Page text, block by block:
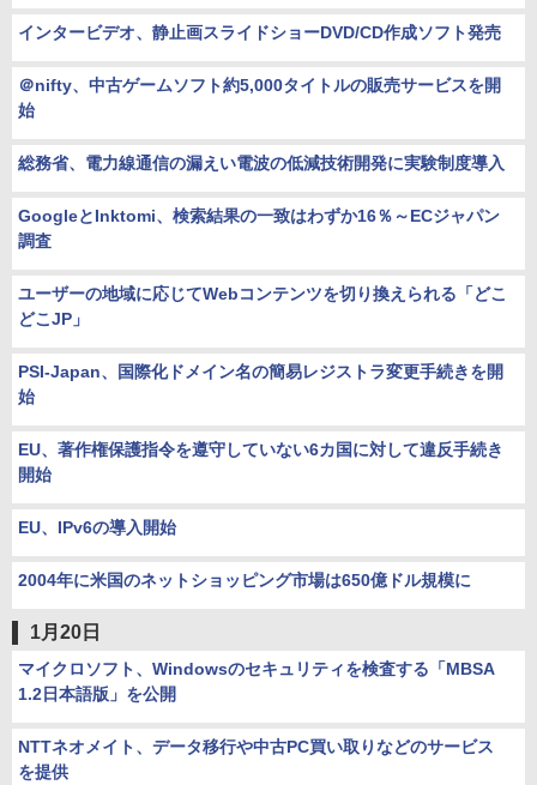
インタービデオ、静止画スライドショーDVD/CD作成ソフト発売
＠nifty、中古ゲームソフト約5,000タイトルの販売サービスを開
始
総務省、電力線通信の漏えい電波の低減技術開発に実験制度導入
GoogleとInktomi、検索結果の一致はわずか16％～ECジャパン
調査
ユーザーの地域に応じてWebコンテンツを切り換えられる「どこ
どこJP」
PSI-Japan、国際化ドメイン名の簡易レジストラ変更手続きを開
始
EU、著作権保護指令を遵守していない6カ国に対して違反手続き
開始
EU、IPv6の導入開始
2004年に米国のネットショッピング市場は650億ドル規模に
1月20日
マイクロソフト、Windowsのセキュリティを検査する「MBSA
1.2日本語版」を公開
NTTネオメイト、データ移行や中古PC買い取りなどのサービス
を提供